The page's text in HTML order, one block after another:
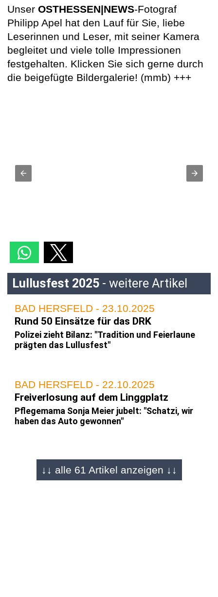
Unser OSTHESSEN|NEWS-Fotograf
Philipp Apel hat den Lauf für Sie, liebe
Leserinnen und Leser, mit seiner Kamera
begleitet und viele tolle Impressionen
festgehalten. Klicken Sie sich gerne durch
die beigefügte Bildergalerie! (mmb) +++
Lullusfest 2025 - weitere Artikel
BAD HERSFELD - 23.10.2025
Rund 50 Einsätze für das DRK
Polizei zieht Bilanz: "Tradition und Feierlaune
prägten das Lullusfest"
BAD HERSFELD - 22.10.2025
Freiverlosung auf dem Linggplatz
Pflegemama Sonja Meier jubelt: "Schatzi, wir
haben das Auto gewonnen"
BAD HERSFELD / FULDA - 22.10.2025
Wir lieben Lolls einfach
↓↓ alle 61 Artikel anzeigen ↓↓